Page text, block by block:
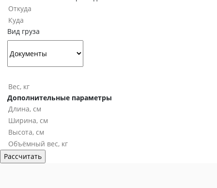
Вид груза
Дополнительные параметры